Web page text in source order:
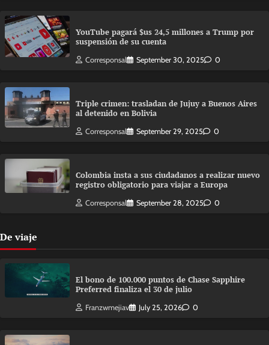
YouTube pagará $us 24,5 millones a Trump por
suspensión de su cuenta
Corresponsal September 30, 2025 0
Triple crimen: trasladan de Jujuy a Buenos Aires
al detenido en Bolivia
Corresponsal September 29, 2025 0
Colombia insta a sus ciudadanos a realizar nuevo
registro obligatorio para viajar a Europa
Corresponsal September 28, 2025 0
De viaje
El bono de 100.000 puntos de Chase Sapphire
Preferred finaliza el 30 de julio
Franzwmejiav July 25, 2026 0